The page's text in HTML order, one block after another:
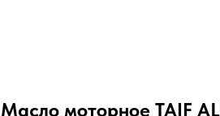
Масло моторное TAIF